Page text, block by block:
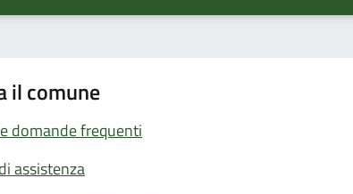
il comune
domande frequenti
assistenza